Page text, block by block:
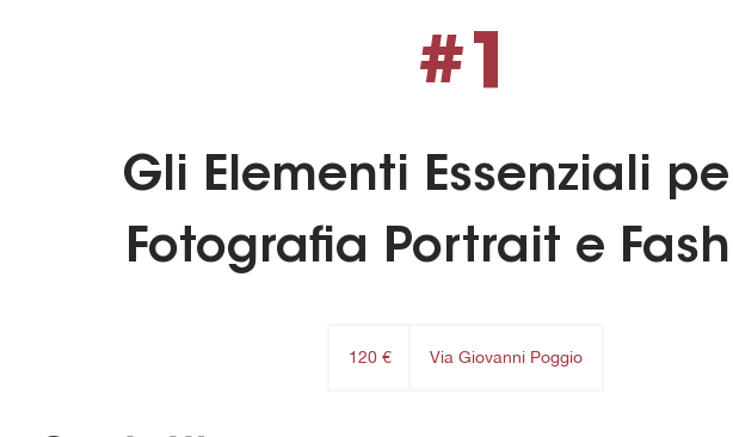
#1
Gli Elementi Essenziali
Fotografia Portrait e
120 € Via Giovanni Poggio